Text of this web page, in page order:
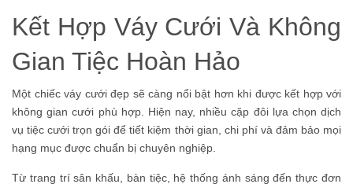
Kết Hợp Váy Cưới Và Không
Gian Tiệc Hoàn Hảo
Một chiếc váy cưới đẹp sẽ càng nổi bật hơn khi được kết hợp với
không gian cưới phù hợp. Hiện nay, nhiều cặp đôi lựa chọn dịch
vụtiệc cưới trọn gói để tiết kiệm thời gian, chi phí và đảm bảo mọi
hạng mục được chuẩn bị chuyên nghiệp.
Từ trang trí sân khấu, bàn tiệc, hệ thống ánh sáng đến thực đơn